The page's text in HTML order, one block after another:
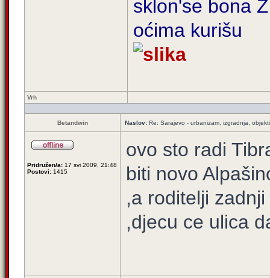
sklon'se bona
oćima kurišu
Vrh
Betandwin Naslov: Re: Sarajevo - urbanizam, izgradnja,
Pridružen/a: 17 svi 2009, 21:48
Postovi: 1415
ovo sto radi
biti novo
,a roditelji
,djecu ce ulica